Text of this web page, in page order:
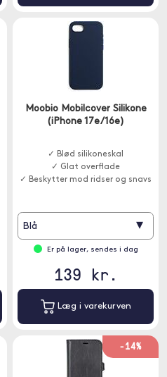
Moobio Mobilcover Silikone
(iPhone 17e/16e)
✓ Blød silikoneskal
✓ Glat overflade
✓ Beskytter mod ridser og snavs
Blå ▾
Er på lager, sendes i dag
139 kr.
Læg i varekurven
-14%